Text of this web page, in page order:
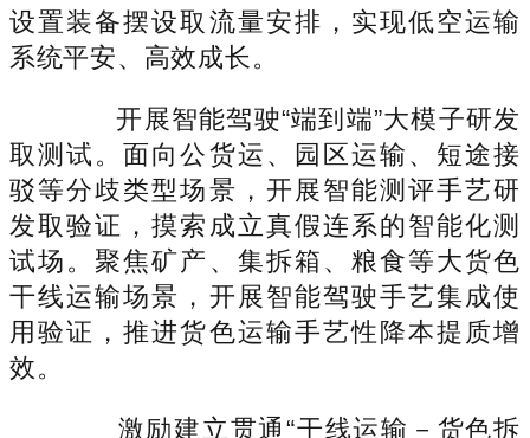
设置装备摆设取流量安排，实现低空运输
系统平安、高效成长。
开展智能驾驶“端到端”大模子研发
取测试。面向公货运、园区运输、短途接
驳等分歧类型场景，开展智能测评手艺研
发取验证，摸索成立真假连系的智能化测
试场。聚焦矿产、集拆箱、粮食等大货色
干线运输场景，开展智能驾驶手艺集成使
用验证，推进货色运输手艺性降本提质增
效。
激励建立贯通“干线运输－货色拆